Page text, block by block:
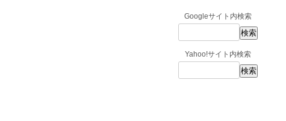
Googleサイト内検索
Yahoo!サイト内検索